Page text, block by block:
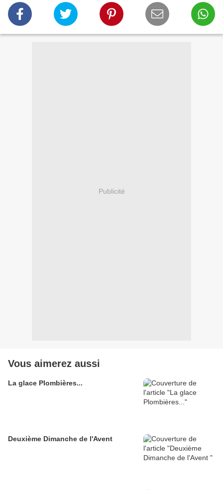
Publicité
Vous aimerez aussi
La glace Plombières...
Deuxième Dimanche de l'Avent